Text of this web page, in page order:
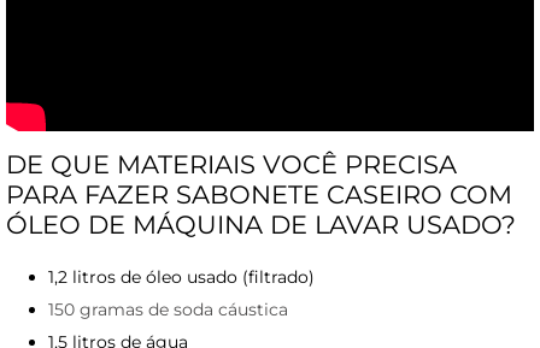
DE QUE MATERIAIS VOCÊ PRECISA
PARA FAZER SABONETE CASEIRO COM
ÓLEO DE MÁQUINA DE LAVAR USADO?
1,2 litros de óleo usado (filtrado)
150 gramas de soda cáustica
1,5 litros de água